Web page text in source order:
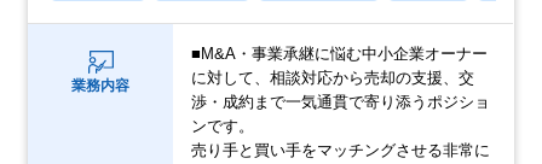
業務内容
■M&A・事業承継に悩む中小企業オーナー
に対して、相談対応から売却の支援、交
渉・成約まで一気通貫で寄り添うポジショ
ンです。
売り手と買い手をマッチングさせる非常に